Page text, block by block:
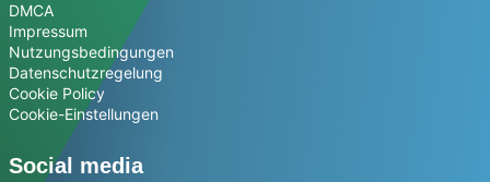
DMCA
Impressum
Nutzungsbedingungen
Datenschutzregelung
Cookie Policy
Cookie-Einstellungen
Social media